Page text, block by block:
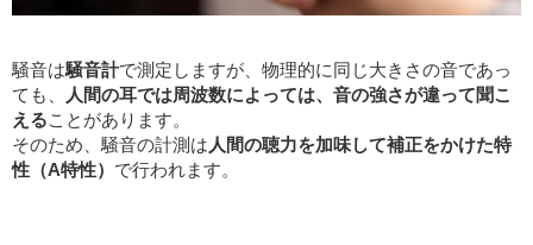
騒音は騒音計で測定しますが、物理的に同じ大きさの音であっ
ても、
人間の耳では周波数によっては、音の強さが違って聞こ
えることがあります。
そのため、騒音の計測は 人間の聴力を加味して補正をかけた特
性（A特性） で行われます。